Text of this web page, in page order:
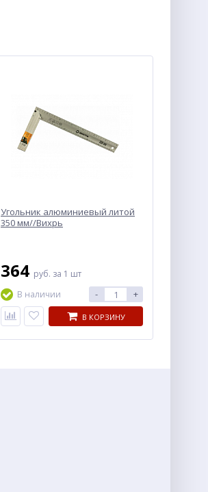
Угольник алюминиевый литой
350 мм//Вихрь
364 руб. за 1 шт
В наличии
- +
В КОРЗИНУ